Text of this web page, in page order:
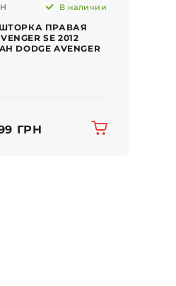
В наличии
ШТОРКА ПРАВАЯ
SE 2012
DODGE AVENGER
ГРН